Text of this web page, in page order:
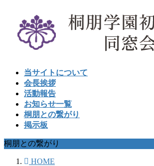
当サイトについて
会長挨拶
活動報告
お知らせ一覧
桐朋との繋がり
掲示板
桐朋との繋がり
HOME